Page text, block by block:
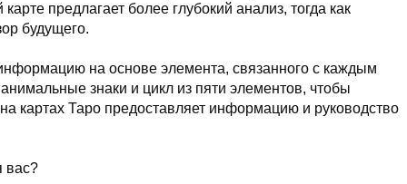
предлагает более глубокий анализ, тогда как
будущего.
на основе элемента, связанного с каждым
знаки и цикл из пяти элементов, чтобы
картах Таро предоставляет информацию и руководство
вас?